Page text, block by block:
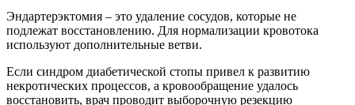
Эндартерэктомия – это удаление сосудов, которые не
подлежат восстановлению. Для нормализации кровотока
используют дополнительные ветви.
Если синдром диабетической стопы привел к развитию
некротических процессов, а кровообращение удалось
восстановить, врач проводит выборочную резекцию